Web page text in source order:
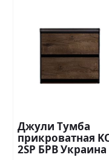
Джули Тумба
прикроватная
2SP БРВ Украина